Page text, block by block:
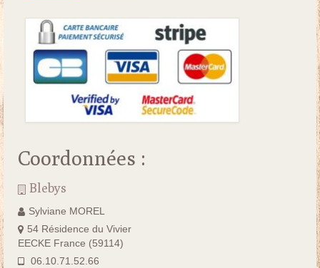
Coordonnées :
Blebys
Sylviane MOREL
54 Résidence du Vivier
EECKE France (59114)
06.10.71.52.66